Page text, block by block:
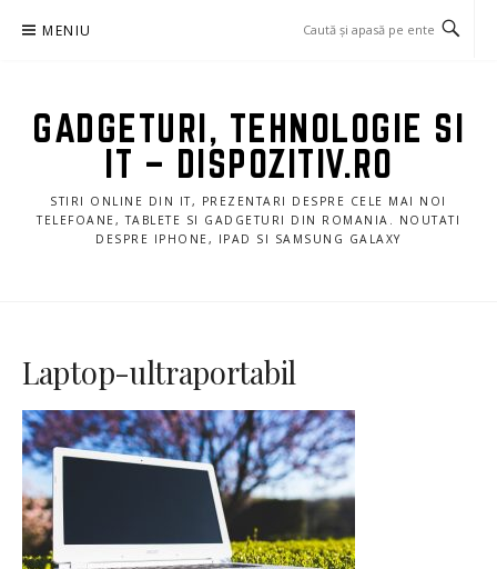
MENIU
GADGETURI, TEHNOLOGIE SI
IT – DISPOZITIV.RO
STIRI ONLINE DIN IT, PREZENTARI DESPRE CELE MAI NOI
TELEFOANE, TABLETE SI GADGETURI DIN ROMANIA. NOUTATI
DESPRE IPHONE, IPAD SI SAMSUNG GALAXY
Laptop-ultraportabil